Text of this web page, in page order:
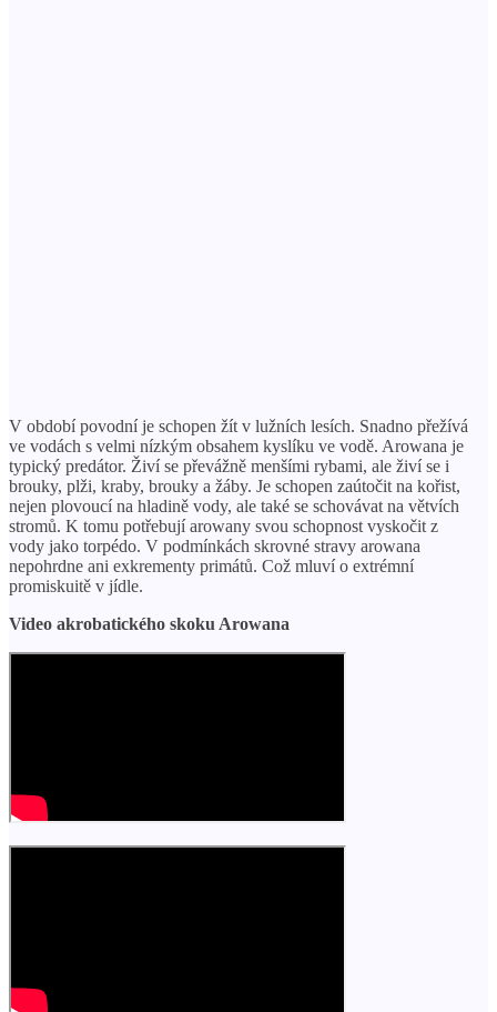
V období povodní je schopen žít v lužních lesích. Snadno přežívá
ve vodách s velmi nízkým obsahem kyslíku ve vodě. Arowana je
typický predátor. Živí se převážně menšími rybami, ale živí se i
brouky, plži, kraby, brouky a žáby. Je schopen zaútočit na kořist,
nejen plovoucí na hladině vody, ale také se schovávat na větvích
stromů. K tomu potřebují arowany svou schopnost vyskočit z
vody jako torpédo. V podmínkách skrovné stravy arowana
nepohrdne ani exkrementy primátů. Což mluví o extrémní
promiskuitě v jídle.
Video akrobatického skoku Arowana